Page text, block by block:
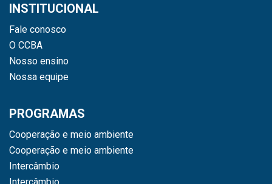
INSTITUCIONAL
Fale conosco
O CCBA
Nosso ensino
Nossa equipe
PROGRAMAS
Cooperação e meio ambiente
Cooperação e meio ambiente
Intercâmbio
Intercâmbio